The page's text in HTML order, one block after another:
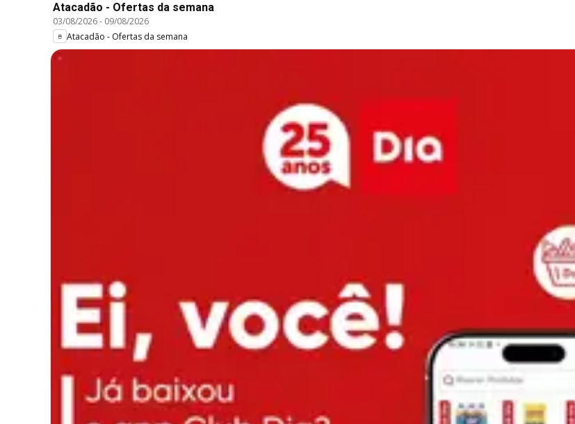
Atacadão - Ofertas da semana
03/08/2026- 09/08/2026
Atacadão - Ofertas da semana